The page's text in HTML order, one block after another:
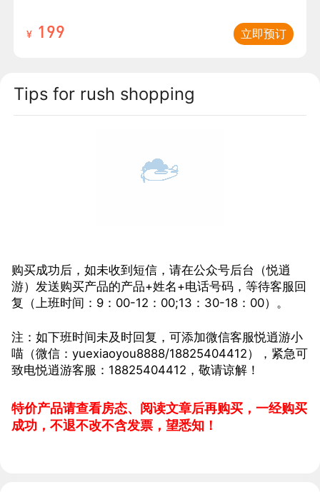
即是沙滩！使用日期至2026年8月31日（售
¥ 199 立即预订
Tips for rush shopping
购买成功后，如未收到短信，请在公众号后台（悦逍
游）发送购买产品的产品+姓名+电话号码，等待客服回
复（上班时间：9：00-12：00;13：30-18：00）。
注：如下班时间未及时回复，可添加微信客服悦逍游小
喵（微信：yuexiaoyou8888/18825404412），紧急可
致电悦逍游客服：18825404412，敬请谅解！
特价产品请查看房态、阅读文章后再购买，一经购买
成功，不退不改不含发票，望悉知！